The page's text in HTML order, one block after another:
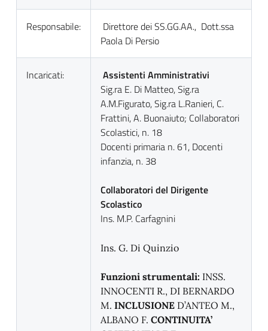
Responsabile:
Direttore dei SS.GG.AA., Dott.ssa
Paola Di Persio
Incaricati:
Assistenti Amministrativi
Sig.ra E. Di Matteo, Sig.ra
A.M.Figurato, Sig.ra L.Ranieri, C.
Frattini, A. Buonaiuto; Collaboratori
Scolastici, n. 18
Docenti primaria n. 61, Docenti
infanzia, n. 38
Collaboratori del Dirigente
Scolastico
Ins. M.P. Carfagnini
Ins. G. Di Quinzio
Funzioni strumentali: INSS.
INNOCENTI R., DI BERNARDO
M. INCLUSIONE D’ANTEO M.,
ALBANO F. CONTINUITA’